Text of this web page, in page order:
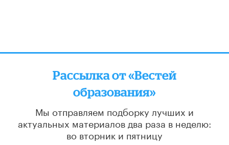
Рассылка от «Вестей
образования»
Мы отправляем подборку лучших и
актуальных материалов два раза в неделю:
во вторник и пятницу